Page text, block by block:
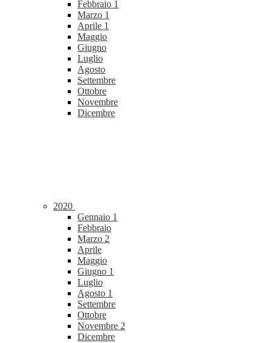
Febbraio 1
Marzo 1
Aprile 1
Maggio
Giugno
Luglio
Agosto
Settembre
Ottobre
Novembre
Dicembre
2020
Gennaio 1
Febbraio
Marzo 2
Aprile
Maggio
Giugno 1
Luglio
Agosto 1
Settembre
Ottobre
Novembre 2
Dicembre